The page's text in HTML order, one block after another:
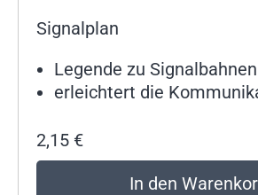
Signalplan
Legende zu Signalbahnen
erleichtert die
2,15 €
In den